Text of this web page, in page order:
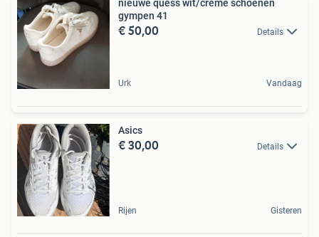
nieuwe quess wit/crème schoenen
gympen 41
€ 50,00 Details
Urk Vandaag
Asics
€ 30,00 Details
Rijen Gisteren